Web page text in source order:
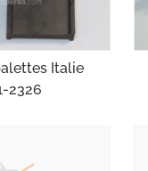
Italie
2326